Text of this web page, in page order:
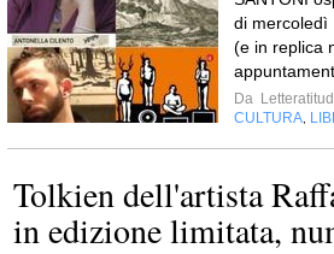
di mercoledì
(e in replica
Da
CULTURA
Tolkien dell'artista
in edizione limitata,